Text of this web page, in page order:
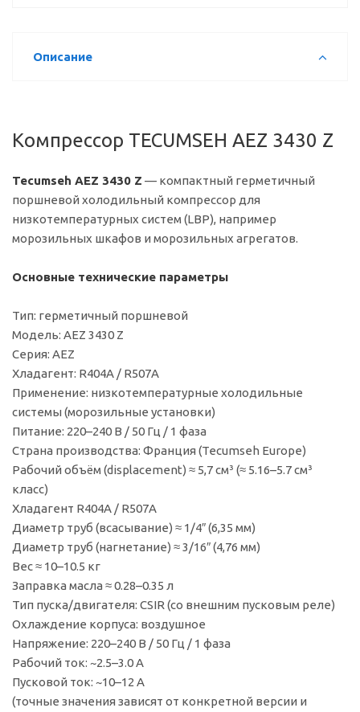
Описание
Компрессор TECUMSEH AEZ 3430 Z
Tecumseh AEZ 3430 Z — компактный герметичный
поршневой холодильный компрессор для
низкотемпературных систем (LBP), например
морозильных шкафов и морозильных агрегатов.
Основные технические параметры
Тип: герметичный поршневой
Модель: AEZ 3430 Z
Серия: AEZ
Хладагент: R404A / R507A
Применение: низкотемпературные холодильные
системы (морозильные установки)
Питание: 220–240 В / 50 Гц / 1 фаза
Страна производства: Франция (Tecumseh Europe)
Рабочий объём (displacement) ≈ 5,7 см³ (≈ 5.16–5.7 см³
класс)
Хладагент R404A / R507A
Диаметр труб (всасывание) ≈ 1/4″ (6,35 мм)
Диаметр труб (нагнетание) ≈ 3/16″ (4,76 мм)
Вес ≈ 10–10.5 кг
Заправка масла ≈ 0.28–0.35 л
Тип пуска/двигателя: CSIR (со внешним пусковым реле)
Охлаждение корпуса: воздушное
Напряжение: 220–240 В / 50 Гц / 1 фаза
Рабочий ток: ~2.5–3.0 A
Пусковой ток: ~10–12 A
(точные значения зависят от конкретной версии и